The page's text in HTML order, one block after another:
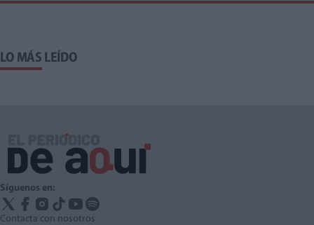
LO MÁS LEÍDO
Síguenos en:
Contacta con nosotros